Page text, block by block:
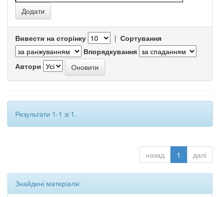
Вивести на сторінку | Сортування
Впорядкування
Автори
Результати 1-1 зі 1.
назад 1 далі
Знайдені матеріали: